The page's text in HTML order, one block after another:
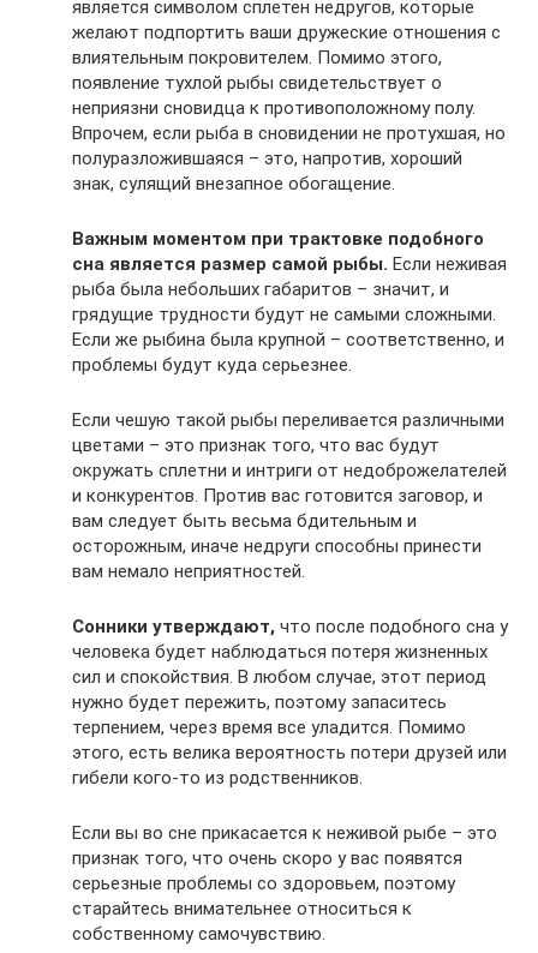
является символом сплетен недругов, которые
желают подпортить ваши дружеские отношения с
влиятельным покровителем. Помимо этого,
появление тухлой рыбы свидетельствует о
неприязни сновидца к противоположному полу.
Впрочем, если рыба в сновидении не протухшая, но
полуразложившаяся – это, напротив, хороший
знак, сулящий внезапное обогащение.
Важным моментом при трактовке подобного
сна является размер самой рыбы. Если неживая
рыба была небольших габаритов – значит, и
грядущие трудности будут не самыми сложными.
Если же рыбина была крупной – соответственно, и
проблемы будут куда серьезнее.
Если чешую такой рыбы переливается различными
цветами – это признак того, что вас будут
окружать сплетни и интриги от недоброжелателей
и конкурентов. Против вас готовится заговор, и
вам следует быть весьма бдительным и
осторожным, иначе недруги способны принести
вам немало неприятностей.
Сонники утверждают, что после подобного сна у
человека будет наблюдаться потеря жизненных
сил и спокойствия. В любом случае, этот период
нужно будет пережить, поэтому запаситесь
терпением, через время все уладится. Помимо
этого, есть велика вероятность потери друзей или
гибели кого-то из родственников.
Если вы во сне прикасается к неживой рыбе – это
признак того, что очень скоро у вас появятся
серьезные проблемы со здоровьем, поэтому
старайтесь внимательнее относиться к
собственному самочувствию.